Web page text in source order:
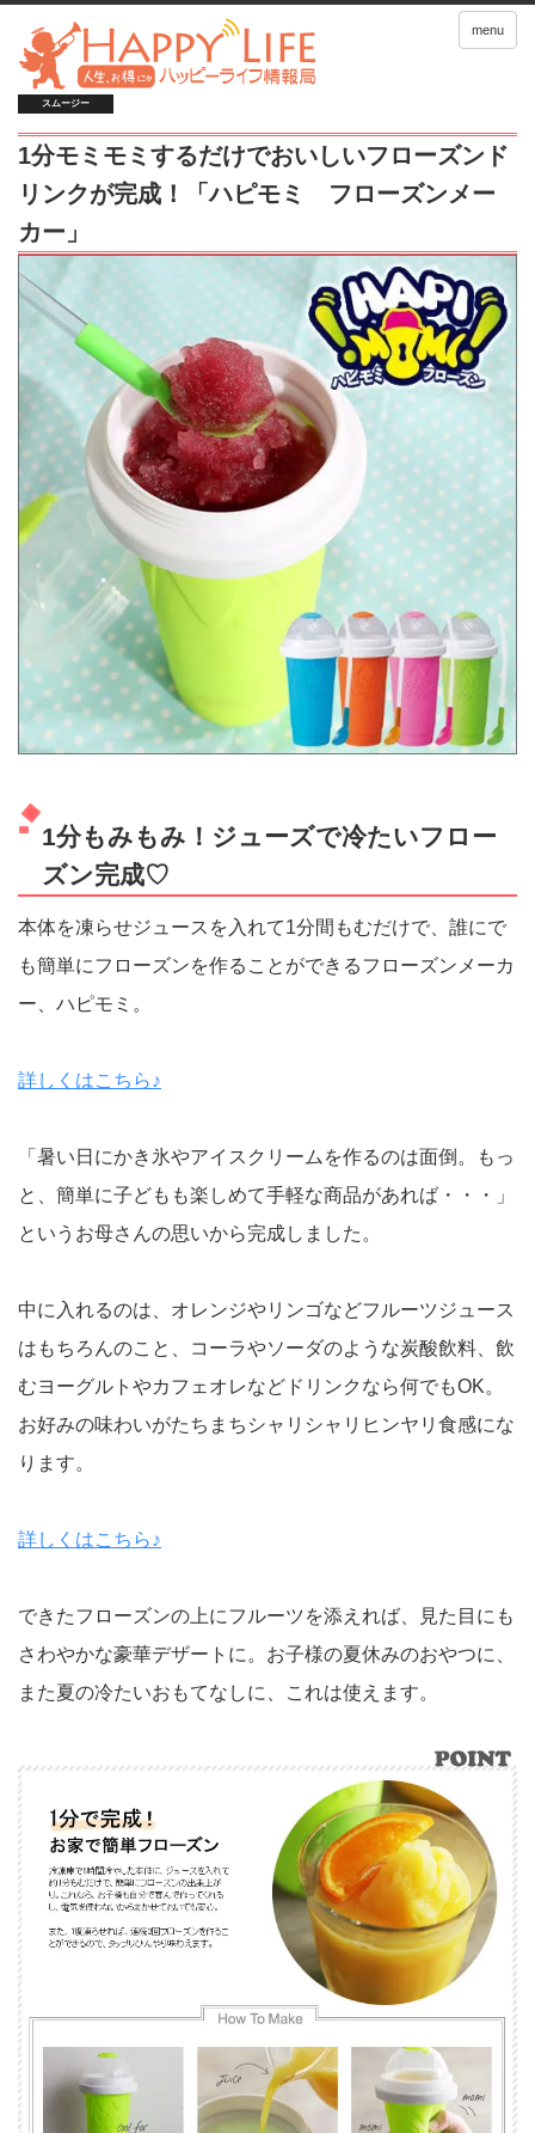
menu
スムージー
1分モミモミするだけでおいしいフローズンド
リンクが完成！「ハピモミ フローズンメー
カー」
1分もみもみ！ジューズで冷たいフロー
ズン完成♡
本体を凍らせジュースを入れて1分間もむだけで、誰にで
も簡単にフローズンを作ることができるフローズンメーカ
ー、ハピモミ。
詳しくはこちら♪
「暑い日にかき氷やアイスクリームを作るのは面倒。もっ
と、簡単に子どもも楽しめて手軽な商品があれば・・・」
というお母さんの思いから完成しました。
中に入れるのは、オレンジやリンゴなどフルーツジュース
はもちろんのこと、コーラやソーダのような炭酸飲料、飲
むヨーグルトやカフェオレなどドリンクなら何でもOK。
お好みの味わいがたちまちシャリシャリヒンヤリ食感にな
ります。
詳しくはこちら♪
できたフローズンの上にフルーツを添えれば、見た目にも
さわやかな豪華デザートに。お子様の夏休みのおやつに、
また夏の冷たいおもてなしに、これは使えます。